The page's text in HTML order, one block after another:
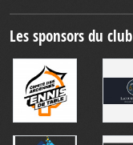
Les sponsors du club